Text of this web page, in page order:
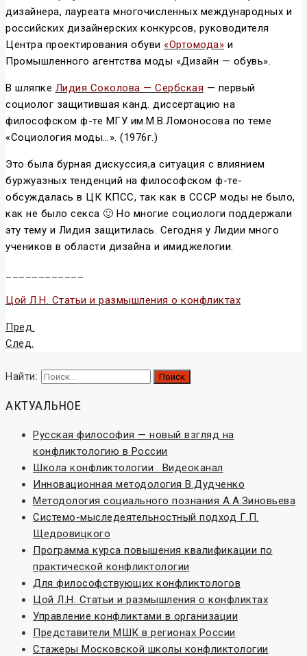
дизайнера, лауреата многочисленных международных и
российских дизайнерских конкурсов, руководителя
Центра проектирования обуви «Ортомода» и
Промышленного агентства моды «Дизайн — обувь».
В шляпке Лидия Соколова — Сербская — первый
социолог защитившая канд. диссертацию на
философском ф-те МГУ им.М.В.Ломоносова по теме
«Социология моды…». (1976г.)
Это была бурная дискуссия,а ситуация с влиянием
буржуазных тенденций на философском ф-те-
обсуждалась в ЦК КПСС, так как в СССР моды не было,
как не было секса 🙂 Но многие социологи поддержали
эту тему и Лидия защитилась. Сегодня у Лидии много
учеников в области дизайна и имиджелогии.
Цой Л.Н. Статьи и размышления о конфликтах
Пред.
След.
Найти:
АКТУАЛЬНОЕ
Русская философия — новый взгляд на
конфликтологию в России
Школа конфликтологии . Видеоканал
Инновационная методология В.Дудченко
Методология социального познания А.А.Зиновьева
Системо-мыследеятельностный подход Г.П.
Щедровицкого
Программа курса повышения квалификации по
практической конфликтологии
Для философствующих конфликтологов
Цой Л.Н. Статьи и размышления о конфликтах
Управление конфликтами в организации
Представители МШК в регионах России
Стажеры Московской школы конфликтологии